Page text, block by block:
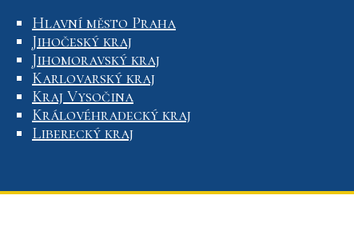
Hlavní město Praha
Jihočeský kraj
Jihomoravský kraj
Karlovarský kraj
Kraj Vysočina
Královéhradecký kraj
Liberecký kraj